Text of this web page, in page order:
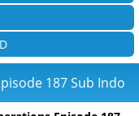
187 Sub Indo